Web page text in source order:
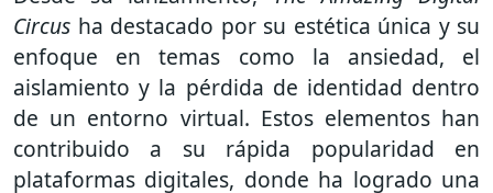
Circus ha destacado por su estética única y su
enfoque en temas como la ansiedad, el
aislamiento y la pérdida de identidad dentro
de un entorno virtual. Estos elementos han
contribuido a su rápida popularidad en
plataformas digitales, donde ha logrado una